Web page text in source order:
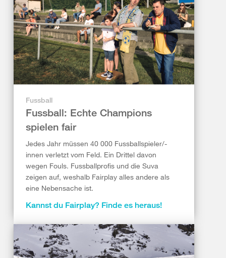
Fussball
Fussball: Echte Champions
spielen fair
Jedes Jahr müssen 40 000 Fussballspieler/-
innen verletzt vom Feld. Ein Drittel davon
wegen Fouls. Fussballprofis und die Suva
zeigen auf, weshalb Fairplay alles andere als
eine Nebensache ist.
Kannst du Fairplay? Finde es heraus!